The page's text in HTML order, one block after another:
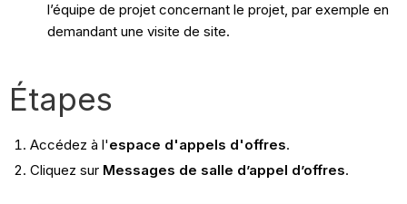
l’équipe de projet concernant le projet, par exemple en
demandant une visite de site.
Étapes
Accédez à l'espace d'appels d'offres.
Cliquez sur Messages de salle d’appel d’offres.